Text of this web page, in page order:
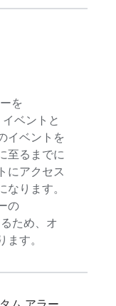
を
イベントと
イベントを
至るまでに
にアクセス
ります。
の
ため、オ
す。